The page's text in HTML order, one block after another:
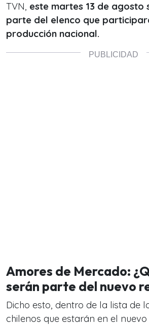
TVN, este martes 13 de agosto
parte del elenco que
producción nacional.
Amores de Mercado:
serán parte del nuevo
Dicho esto, dentro de la lista de
chilenos que estarán en el nuevo